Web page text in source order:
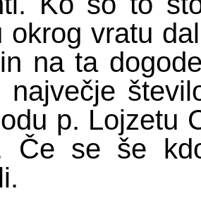
okrog vratu
na ta
največje
p. Lojzetu
Če se še